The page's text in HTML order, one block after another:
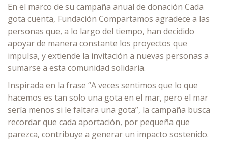
En el marco de su campaña anual de donación Cada
gota cuenta, Fundación Compartamos agradece a las
personas que, a lo largo del tiempo, han decidido
apoyar de manera constante los proyectos que
impulsa, y extiende la invitación a nuevas personas a
sumarse a esta comunidad solidaria.
Inspirada en la frase “A veces sentimos que lo que
hacemos es tan solo una gota en el mar, pero el mar
sería menos si le faltara una gota”, la campaña busca
recordar que cada aportación, por pequeña que
parezca, contribuye a generar un impacto sostenido.